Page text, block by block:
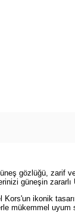
gözlüğü, zarif
güneşin
ikonik
mükemmel uyum